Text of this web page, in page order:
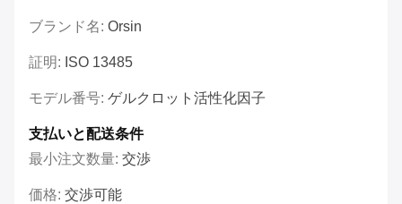
ブランド名: Orsin
証明: ISO 13485
モデル番号: ゲルクロット活性化因子
支払いと配送条件
最小注文数量: 交渉
価格: 交渉可能